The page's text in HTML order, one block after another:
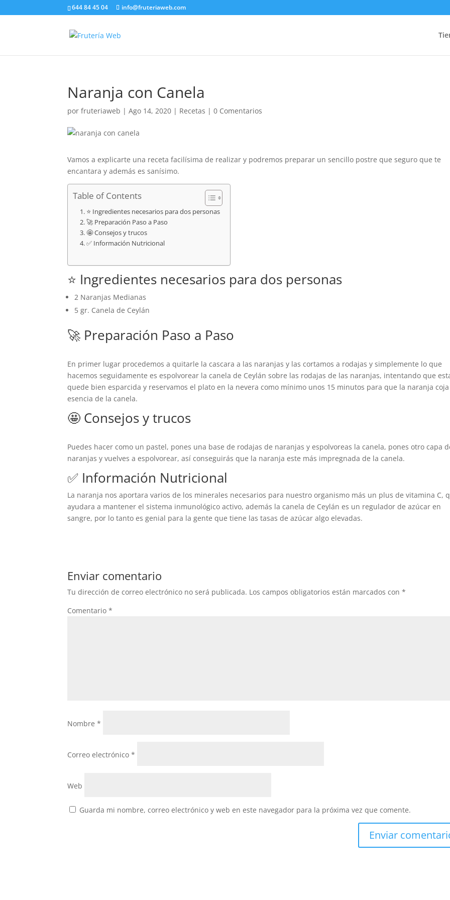
644 84 45 04 info@fruteriaweb.com
Naranja con Canela
porfruteriaweb |Ago 14, 2020 | Recetas |0 Comentarios
Vamos a explicarte una receta facilísima de realizar y podremos preparar un sencillo postre que seguro que te
encantara y además es sanísimo.
Table of Contents
⭐ Ingredientes necesarios para dos personas
🚀 Preparación Paso a Paso
🤩 Consejos y trucos
✅ Información Nutricional
⭐ Ingredientes necesarios para dos personas
2 Naranjas Medianas
5 gr. Canela de Ceylán
🚀 Preparación Paso a Paso
En primer lugar procedemos a quitarle la cascara a las naranjas y las cortamos a rodajas y simplemente lo que
hacemos seguidamente es espolvorear la canela de Ceylán sobre las rodajas de las naranjas, intentando que
quede bien esparcida y reservamos el plato en la nevera como mínimo unos 15 minutos para que la naranja
esencia de la canela.
🤩 Consejos y trucos
Puedes hacer como un pastel, pones una base de rodajas de naranjas y espolvoreas la canela, pones otro capa
naranjas y vuelves a espolvorear, así conseguirás que la naranja este más impregnada de la canela.
✅ Información Nutricional
La naranja nos aportara varios de los minerales necesarios para nuestro organismo más un plus de vitamina C,
ayudara a mantener el sistema inmunológico activo, además la canela de Ceylán es un regulador de azúcar en
sangre, por lo tanto es genial para la gente que tiene las tasas de azúcar algo elevadas.
Enviar comentario
Tu dirección de correo electrónico no será publicada. Los campos obligatorios están marcados con*
Comentario*
Nombre*
Correo electrónico*
Web
Guarda mi nombre, correo electrónico y web en este navegador para la próxima vez que comente.